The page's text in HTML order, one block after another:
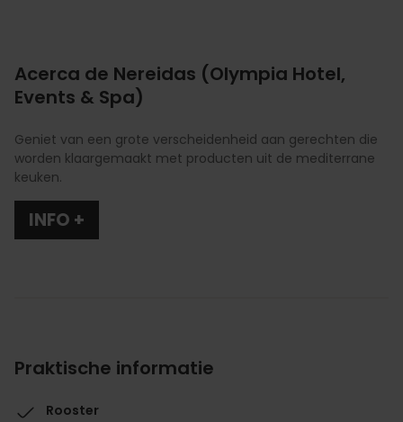
Acerca de Nereidas (Olympia Hotel,
Events & Spa)
Geniet van een grote verscheidenheid aan gerechten die
worden klaargemaakt met producten uit de mediterrane
keuken.
INFO +
Praktische informatie
Rooster